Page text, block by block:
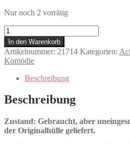
Nur noch 2 vorrätig
Nitro
Circus
-
Der
Film
Menge
In den Warenkorb
Artikelnummer: 21714 Kategorien:
Komödie
Beschreibung
Beschreibung
Zustand: Gebraucht, aber
der Originalhülle geliefert.